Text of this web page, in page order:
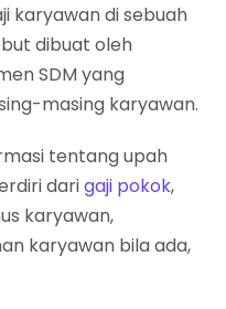
karyawan di sebuah
dibuat oleh
SDM yang
masing karyawan.
tentang upah
darigaji pokok,
karyawan,
karyawan bila ada,